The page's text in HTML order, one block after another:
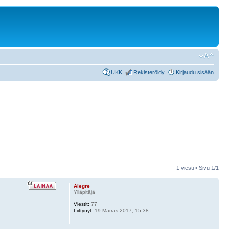
UKK Rekisteröidy Kirjaudu sisään
1 viesti • Sivu 1/1
Alegre
Ylläpitäjä
Viestit: 77
Liittynyt: 19 Marras 2017, 15:38